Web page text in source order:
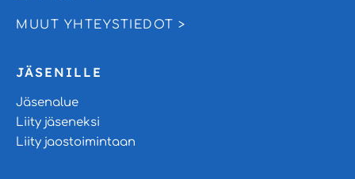
MUUT YHTEYSTIEDOT >
JÄSENILLE
Jäsenalue
Liity jäseneksi
Liity jaostoimintaan